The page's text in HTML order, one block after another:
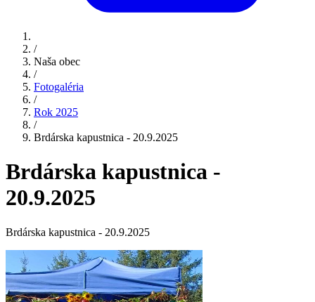
/
Naša obec
/
Fotogaléria
/
Rok 2025
/
Brdárska kapustnica - 20.9.2025
Brdárska kapustnica -
20.9.2025
Brdárska kapustnica - 20.9.2025